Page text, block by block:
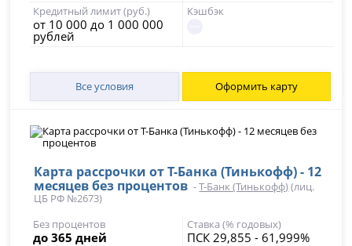
Кредитный лимит (руб.)
от 10 000 до 1 000 000
рублей
Кэшбэк
Все условия Оформить карту
Карта рассрочки от Т-Банка (Тинькофф) - 12
месяцев без процентов -Т-Банк (Тинькофф)(лиц.
ЦБ РФ №2673)
Без процентов
до 365 дней
Ставка (% годовых)
ПСК 29,855 - 61,999%